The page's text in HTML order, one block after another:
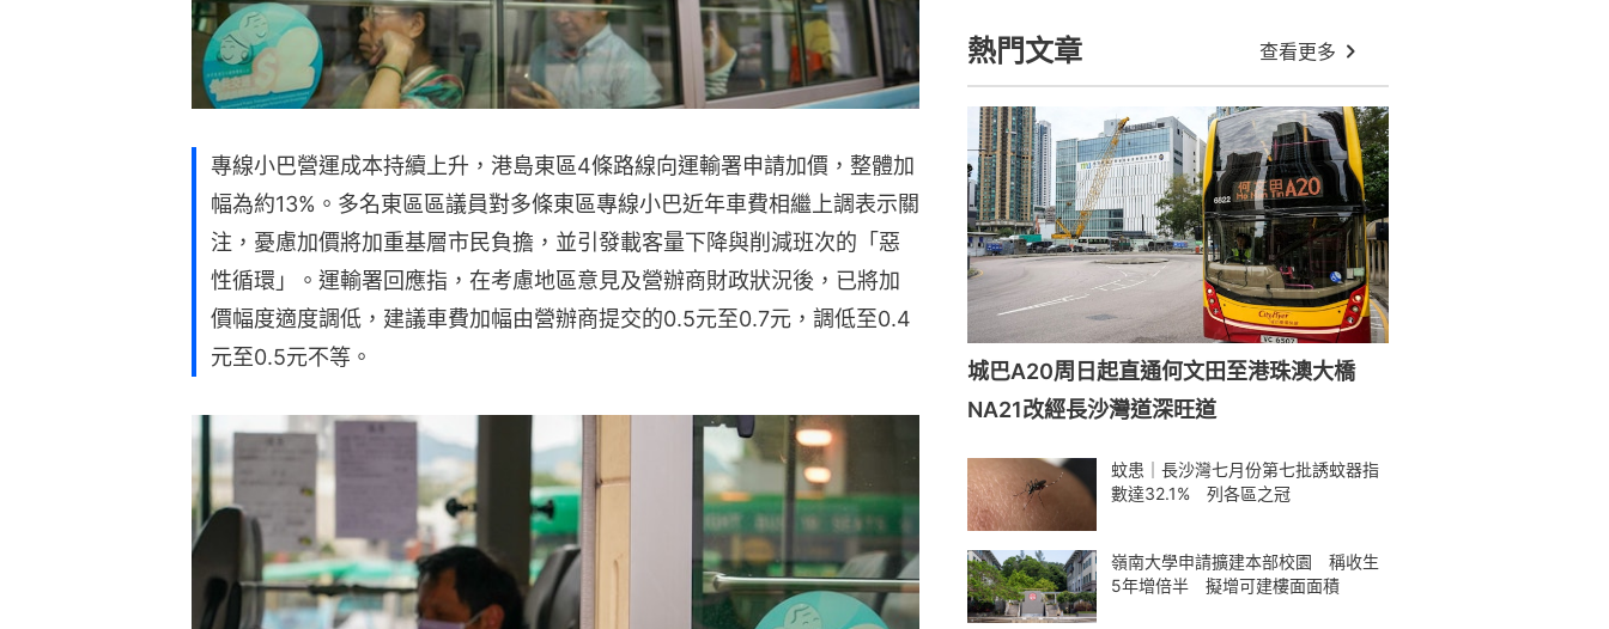
專線小巴營運成本持續上升，港島東區4條路線向運輸署申請加價，整體加
幅為約13%。多名東區區議員對多條東區專線小巴近年車費相繼上調表示關
注，憂慮加價將加重基層市民負擔，並引發載客量下降與削減班次的「惡
性循環」。運輸署回應指，在考慮地區意見及營辦商財政狀況後，已將加
價幅度適度調低，建議車費加幅由營辦商提交的0.5元至0.7元，調低至0.4
元至0.5元不等。
熱門文章 查看更多
城巴A20周日起直通何文田至港珠澳大橋
NA21改經長沙灣道深旺道
蚊患｜長沙灣七月份第七批誘蚊器指
數達32.1% 列各區之冠
嶺南大學申請擴建本部校園 稱收生
5年增倍半 擬增可建樓面面積